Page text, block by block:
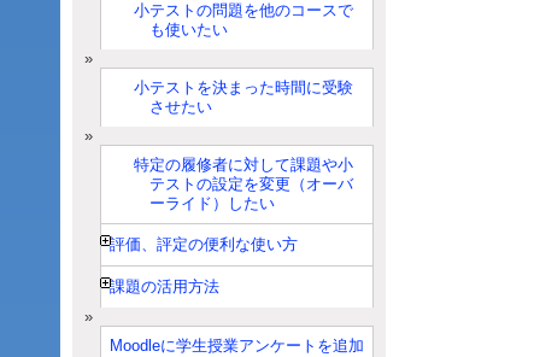
小テストの問題を他のコースで
も使いたい
小テストを決まった時間に受験
させたい
特定の履修者に対して課題や小
テストの設定を変更（オーバ
ーライド）したい
評価、評定の便利な使い方
課題の活用方法
Moodleに学生授業アンケートを追加